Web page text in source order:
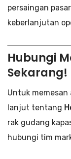
persaingan
keberlanjutan
Hubungi
Sekarang!
Untuk
lanjut tentang
rak gudang
hubungi tim